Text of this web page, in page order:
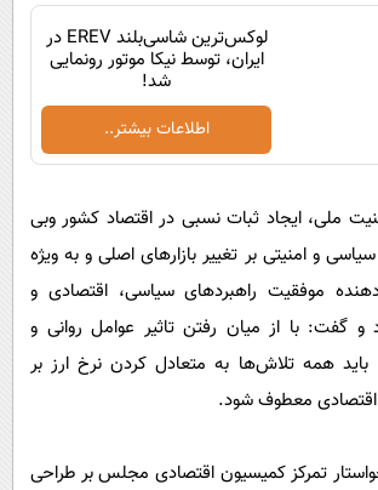
لوکس‌ترین شاسی‌بلند EREV در
ایران، توسط نیکا موتور رونمایی
شد!
اطلاعات بیشتر..
ملی، ایجاد ثبات نسبی در اقتصاد کشور وبی
و امنیتی بر تغییر بازارهای اصلی و به ویژه
موفقیت راهبردهای سیاسی، اقتصادی و
و گفت: با از میان رفتن تاثیر عوامل روانی و
باید همه تلاش‌ها به متعادل کردن نرخ ارز بر
معطوف شود.
تمرکز کمیسیون اقتصادی مجلس بر طراحی